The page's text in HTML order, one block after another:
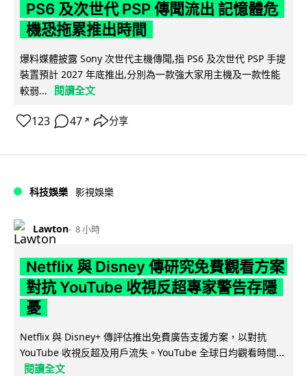
PS6 及次世代 PSP 傳聞流出 記憶體危
機恐拖累推出時間
爆料媒體披露 Sony 次世代主機傳聞,指 PS6 及次世代 PSP 手提
裝置預計 2027 年底推出,分別為一款強大家用主機及一款性能
較弱...
閱讀全文
123 47 ↗ 分享
科技娛樂 影視娛樂
Lawton 8 小時
Netflix 與 Disney 傳研究免費觀看方案
對抗 YouTube 收視反超專家警告存隱
憂
Netflix 與 Disney+ 傳評估推出免費廣告支援方案，以對抗
YouTube 收視反超及用戶流失。YouTube 全球日均觀看時間...
閱讀全文